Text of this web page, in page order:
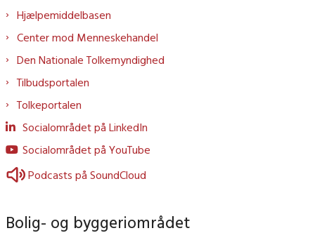
Hjælpemiddelbasen
Center mod Menneskehandel
Den Nationale Tolkemyndighed
Tilbudsportalen
Tolkeportalen
Socialområdet på LinkedIn
Socialområdet på YouTube
Podcasts på SoundCloud
Bolig- og byggeriområdet